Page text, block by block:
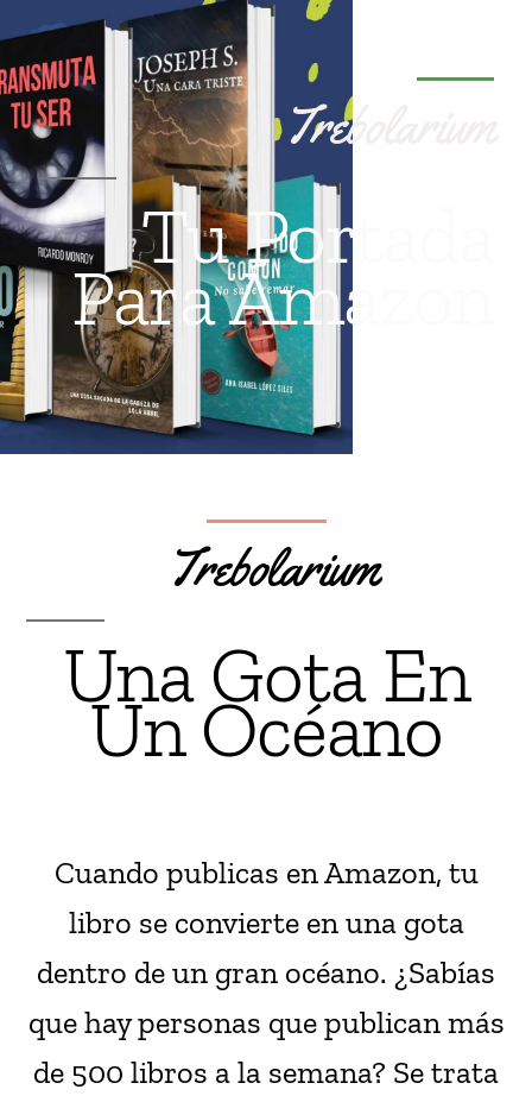
Trebolarium
Tu Portada
Para Ámazon
Trebolarium
Una Gota En
Un Océano
Cuando publicas en Amazon, tu
libro se convierte en una gota
dentro de un gran océano. ¿Sabías
que hay personas que publican más
de 500 libros a la semana? Se trata